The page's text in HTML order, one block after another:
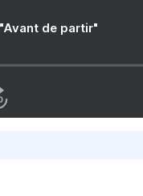
de partir"